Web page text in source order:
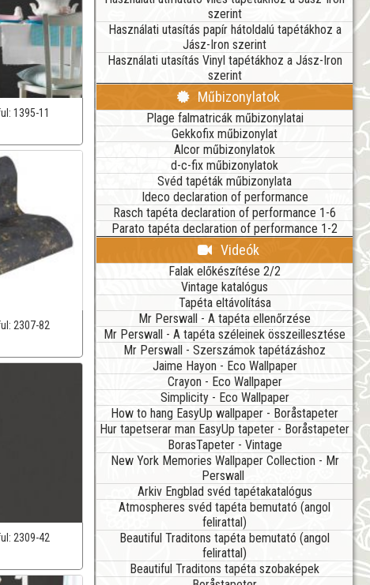
1395-11
2307-82
2309-42
szerint
Használati utasítás papír hátoldalú tapétákhoz a
Jász-Iron szerint
Használati utasítás Vinyl tapétákhoz a Jász-Iron
szerint
Műbizonylatok
Plage falmatricák műbizonylatai
Gekkofix műbizonylat
Alcor műbizonylatok
d-c-fix műbizonylatok
Svéd tapéták műbizonylata
Ideco declaration of performance
Rasch tapéta declaration of performance 1-6
Parato tapéta declaration of performance 1-2
Videók
Falak előkészítése 2/2
Vintage katalógus
Tapéta eltávolítása
Mr Perswall - A tapéta ellenőrzése
Mr Perswall - A tapéta széleinek összeillesztése
Mr Perswall - Szerszámok tapétázáshoz
Jaime Hayon - Eco Wallpaper
Crayon - Eco Wallpaper
Simplicity - Eco Wallpaper
How to hang EasyUp wallpaper - Boråstapeter
Hur tapetserar man EasyUp tapeter - Boråstapeter
BorasTapeter - Vintage
New York Memories Wallpaper Collection - Mr
Perswall
Arkiv Engblad svéd tapétakatalógus
Atmospheres svéd tapéta bemutató (angol
felirattal)
Beautiful Traditons tapéta bemutató (angol
felirattal)
Beautiful Traditons tapéta szobaképek